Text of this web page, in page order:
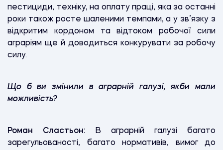
пестициди, техніку, на оплату праці, яка за останні
роки також росте шаленими темпами, а у зв’язку з
відкритим кордоном та відтоком робочої сили
аграріям ще й доводиться конкурувати за робочу
силу.
Що б ви змінили в аграрній галузі, якби мали
можливість?
Роман Сластьон:
В аграрній галузі багато
зарегульованості, багато нормативів, вимог до